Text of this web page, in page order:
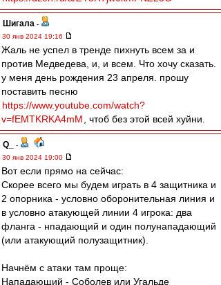
Шигала -
30 янв 2024 19:16
Жаль не успел в тренде пихнуть всем за и
против Медведева, и, и всем. Что хочу сказать.
у меня день рождения 23 апреля. прошу
поставить песню
https://www.youtube.com/watch?
v=fEMTKRKA4mM
, чтоб без этой всей хуйни.
Q_
-
30 янв 2024 19:00
Вот если прямо на сейчас:
Скорее всего мы будем играть в 4 защитника и
2 опорника - условно оборонительная линия и
в условно атакующей линии 4 игрока: два
фланга - нпадающий и один полунападающий
(или атакующий полузащитник).
Начнём с атаки там проще:
Нападающий - Соболев или Угальде